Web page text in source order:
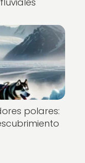
polares: